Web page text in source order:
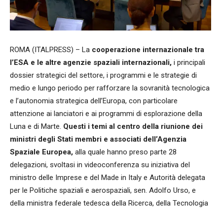
ROMA (ITALPRESS) – La cooperazione internazionale tra
l’ESA e le altre agenzie spaziali internazionali, i principali
dossier strategici del settore, i programmi e le strategie di
medio e lungo periodo per rafforzare la sovranità tecnologica
e l’autonomia strategica dell’Europa, con particolare
attenzione ai lanciatori e ai programmi di esplorazione della
Luna e di Marte. Questi i temi al centro della riunione dei
ministri degli Stati membri e associati dell’Agenzia
Spaziale Europea, alla quale hanno preso parte 28
delegazioni, svoltasi in videoconferenza su iniziativa del
ministro delle Imprese e del Made in Italy e Autorità delegata
per le Politiche spaziali e aerospaziali, sen. Adolfo Urso, e
della ministra federale tedesca della Ricerca, della Tecnologia